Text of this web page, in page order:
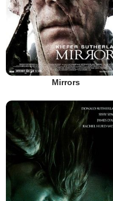
Mirrors